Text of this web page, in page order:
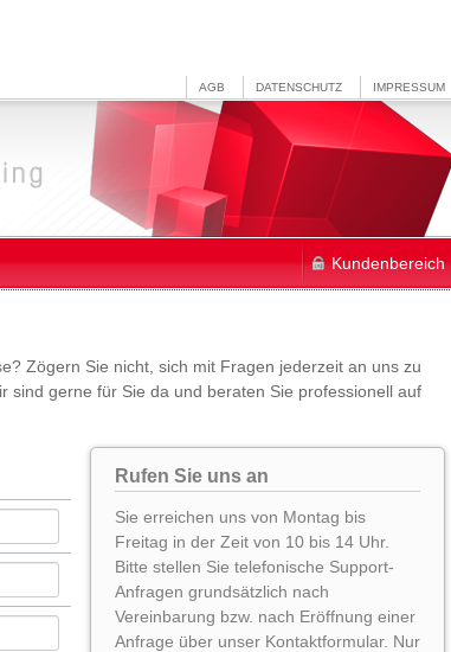
Kundenbereich
AGB DATENSCHUTZ IMPRESSUM
Zögern Sie nicht, sich mit Fragen jederzeit an uns zu
sind gerne für Sie da und beraten Sie professionell auf
Rufen Sie uns an
Sie erreichen uns von Montag bis
Freitag in der Zeit von 10 bis 14 Uhr.
Bitte stellen Sie telefonische Support-
Anfragen grundsätzlich nach
Vereinbarung bzw. nach Eröffnung einer
Anfrage über unser Kontaktformular. Nur